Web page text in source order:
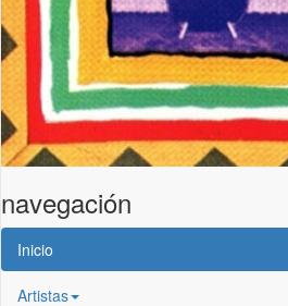
navegación
Inicio
Artistas